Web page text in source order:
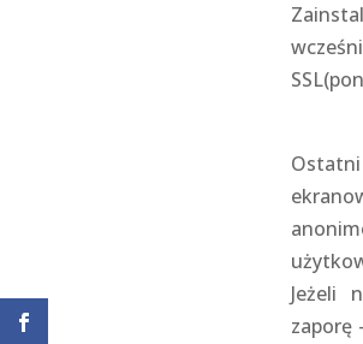
Jeżeli
zaporę